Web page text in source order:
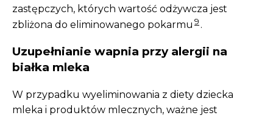
zastępczych, których wartość odżywcza jest
zbliżona do eliminowanego pokarmu 9 .
Uzupełnianie wapnia przy alergii na
białka mleka
W przypadku wyeliminowania z diety dziecka
mleka i produktów mlecznych, ważne jest